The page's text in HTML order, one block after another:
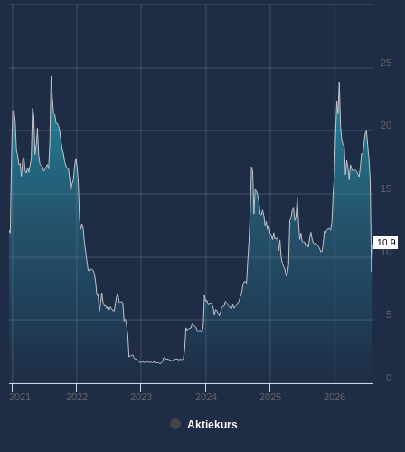
Aktiekurs
2021 2022 2023 2024 2025 2026
0
5
10
15
20
25
10.9